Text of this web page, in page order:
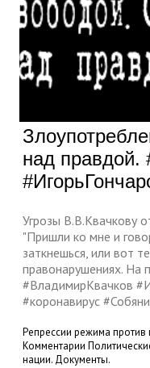
над правдой.
Угрозы В.В.Квачкову
"Пришли ко мне и
заткнешься, или вот
правонарушениях. На
#ВладимирКвачков
#коронавирус
Репрессии режима против
Комментарии
нации. Документы.